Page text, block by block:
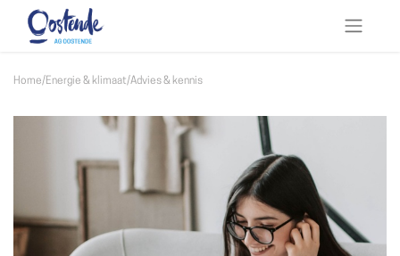
Home/ Energie & klimaat/Advies & kennis